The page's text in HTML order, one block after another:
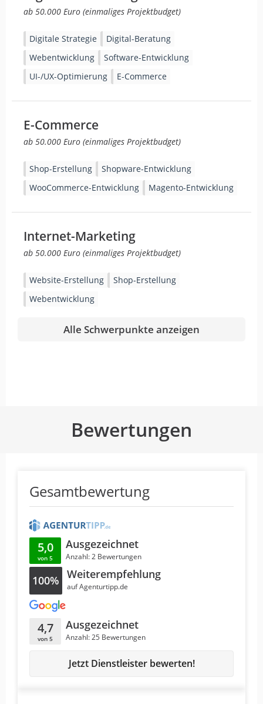
ab 50.000 Euro (einmaliges Projektbudget)
Digitale Strategie
Digital-Beratung
Webentwicklung
Software-Entwicklung
UI-/UX-Optimierung
E-Commerce
E-Commerce
ab 50.000 Euro (einmaliges Projektbudget)
Shop-Erstellung
Shopware-Entwicklung
WooCommerce-Entwicklung
Magento-Entwicklung
Internet-Marketing
ab 50.000 Euro (einmaliges Projektbudget)
Website-Erstellung
Shop-Erstellung
Webentwicklung
Alle Schwerpunkte anzeigen
Bewertungen
Gesamtbewertung
5,0
von 5
Ausgezeichnet
Anzahl: 2 Bewertungen
100% Weiterempfehlung
auf Agenturtipp.de
4,7
von 5
Ausgezeichnet
Anzahl: 25 Bewertungen
Jetzt Dienstleister bewerten!